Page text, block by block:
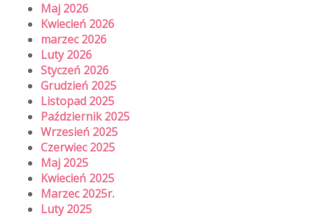
Maj 2026
Kwiecień 2026
marzec 2026
Luty 2026
Styczeń 2026
Grudzień 2025
Listopad 2025
Październik 2025
Wrzesień 2025
Czerwiec 2025
Maj 2025
Kwiecień 2025
Marzec 2025r.
Luty 2025